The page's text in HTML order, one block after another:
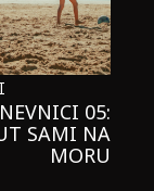
05:
SAMI NA
MORU